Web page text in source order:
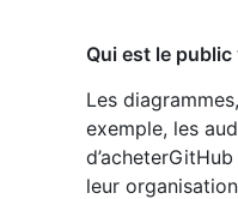
Qui est le public
Les
exemple, les
leur